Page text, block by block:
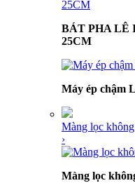
BÁT PHA LÊ
25CM
Máy ép chậm
Màng lọc
›
Màng lọc